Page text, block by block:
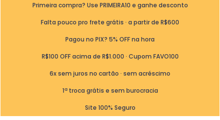
Primeira compra? Use PRIMEIRA10 e ganhe desconto
Falta pouco pro frete grátis · a partir de R$600
Pagou no PIX? 5% OFF na hora
R$100 OFF acima de R$1.000 · Cupom FAVO100
6x sem juros no cartão · sem acréscimo
1ª troca grátis e sem burocracia
Site 100% Seguro